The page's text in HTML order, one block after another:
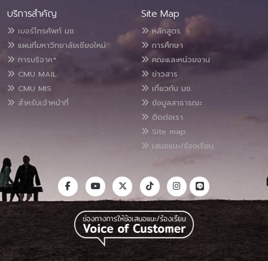
บริการสำคัญ
เบอร์โทรศัพท์ มช.
แผนที่มหาวิทยาลัยเชียงใหม่
การบริจาค*
CMU MAIL
CMU MIS
สำหรับเจ้าหน้าที่
Site Map
หลักสูตร
การศึกษา
คณะและหน่วยงาน
ข่าวสาร
เกี่ยวกับ มช.
ข้อมูลสาธารณะ
ติดต่อเรา
Site map
เสนอแนะ/ร้องเรียน